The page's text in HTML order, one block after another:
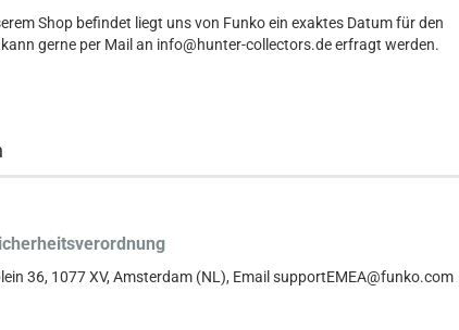
Shop befindet liegt uns von Funko ein exaktes Datum für den
gerne per Mail an info@hunter-collectors.de erfragt werden.
36, 1077 XV, Amsterdam (NL), Email supportEMEA@funko.com